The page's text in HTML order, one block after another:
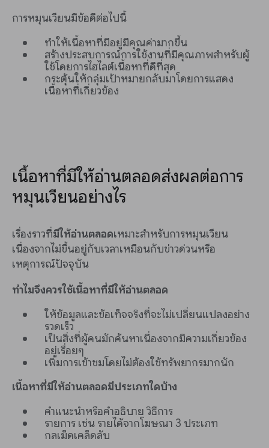
การหมุนเวียนมีข้อดีต่อไปนี้
ทำให้เนื้อหาที่มีอยู่มีคุณค่ามากขึ้น
สร้างประสบการณ์การใช้งานที่มีคุณภาพสำหรับผู้
ใช้โดยการไฮไลต์เนื้อหาที่ดีที่สุด
กระตุ้นให้กลุ่มเป้าหมายกลับมาโดยการแสดง
เนื้อหาที่เกี่ยวข้อง
เนื้อหาที่มีให้อ่านตลอดส่งผลต่อการ
หมุนเวียนอย่างไร
เรื่องราวที่มีให้อ่านตลอดเหมาะสำหรับการหมุนเวียน
เนื่องจากไม่ขึ้นอยู่กับเวลาเหมือนกับข่าวด่วนหรือ
เหตุการณ์ปัจจุบัน
ทำไมจึงควรใช้เนื้อหาที่มีให้อ่านตลอด
ให้ข้อมูลและข้อเท็จจริงที่จะไม่เปลี่ยนแปลงอย่าง
รวดเร็ว
เป็นสิ่งที่ผู้คนมักค้นหาเนื่องจากมีความเกี่ยวข้อง
อยู่เรื่อยๆ
เพิ่มการเข้าชมโดยไม่ต้องใช้ทรัพยากรมากนัก
เนื้อหาที่มีให้อ่านตลอดมีประเภทใดบ้าง
คำแนะนำหรือคำอธิบาย วิธีการ
รายการ เช่น รายได้จากโฆษณา 3 ประเภท
กลเม็ดเคล็ดลับ